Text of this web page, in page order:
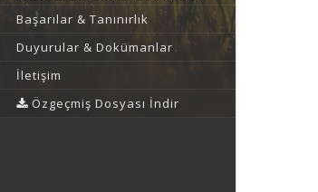
Başarılar & Tanınırlık
Duyurular & Dokümanlar
İletişim
Özgeçmiş Dosyası İndir